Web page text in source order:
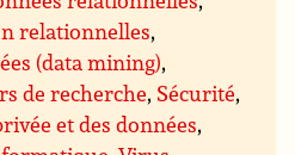
relationnelles,
(data mining),
de recherche, Sécurité,
et des données,